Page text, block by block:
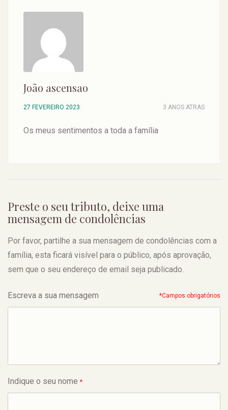
João ascensao
27 FEVEREIRO 2023 3 ANOS ATRAS
Os meus sentimentos a toda a família
Preste o seu tributo, deixe uma
mensagem de condolências
Por favor, partilhe a sua mensagem de condolências com a
família, esta ficará visível para o público, após aprovação,
sem que o seu endereço de email seja publicado.
Escreva a sua mensagem *Campos obrigatórios
Indique o seu nome *